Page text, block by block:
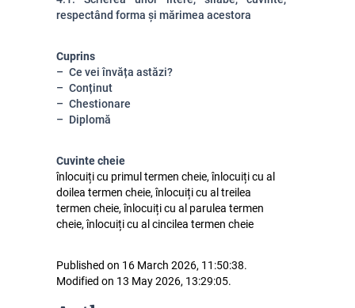
respectând forma și mărimea acestora
Cuprins
Ce vei învăța astăzi?
Conținut
Chestionare
Diplomă
Cuvinte cheie
înlocuiți cu primul termen cheie, înlocuiți cu al
doilea termen cheie, înlocuiți cu al treilea
termen cheie, înlocuiți cu al parulea termen
cheie, înlocuiți cu al cincilea termen cheie
Published on 16 March 2026, 11:50:38.
Modified on 13 May 2026, 13:29:05.